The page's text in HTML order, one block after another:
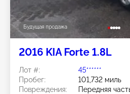
Будущая продажа
2016 KIA Forte 1.8L
Лот #:
45******
Пробег:
101,732 миль
Повреждения:
Передняя